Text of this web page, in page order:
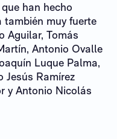
han hecho
también muy fuerte
Aguilar, Tomás
Antonio Ovalle
Luque Palma,
Jesús Ramírez
y Antonio Nicolás